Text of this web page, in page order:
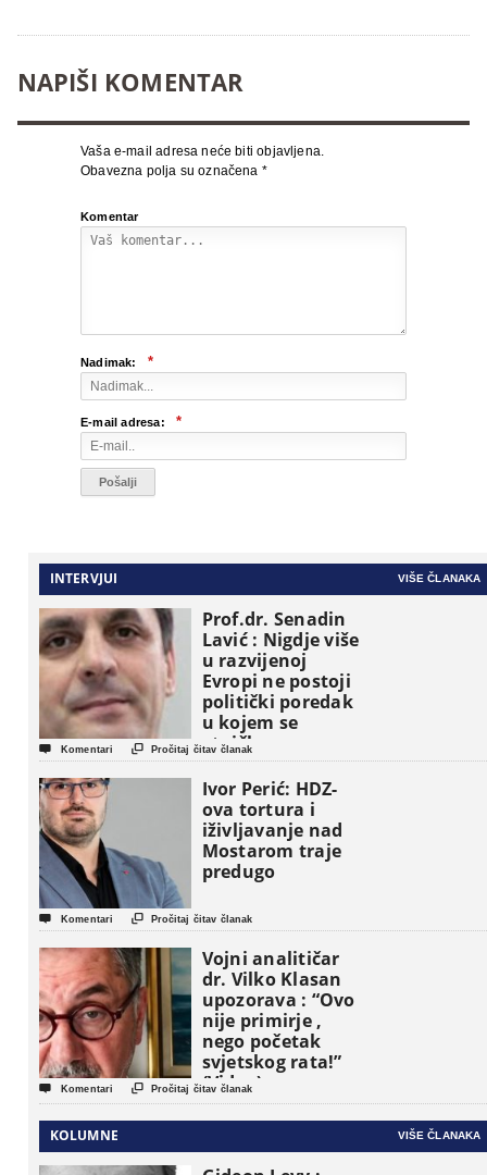
NAPIŠI KOMENTAR
Vaša e-mail adresa neće biti objavljena.
Obavezna polja su označena *
Komentar
Nadimak: *
E-mail adresa: *
INTERVJUI VIŠE ČLANAKA
Prof.dr. Senadin
Lavić : Nigdje više
u razvijenoj
Evropi ne postoji
politički poredak
u kojem se
etničke grupe
pojavljuju kao
osnovne
političke jedinice
 Komentari  Pročitaj čitav članak
Ivor Perić: HDZ-
ova tortura i
iživljavanje nad
Mostarom traje
predugo
 Komentari  Pročitaj čitav članak
Vojni analitičar
dr. Vilko Klasan
upozorava : “Ovo
nije primirje ,
nego početak
svjetskog rata!”
(Video)
 Komentari  Pročitaj čitav članak
KOLUMNE VIŠE ČLANAKA